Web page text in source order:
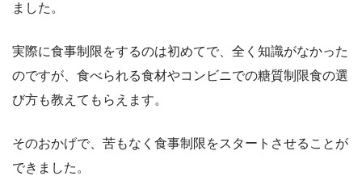
ました。
実際に食事制限をするのは初めてで、全く知識がなかった
のですが、食べられる食材やコンビニでの糖質制限食の選
び方も教えてもらえます。
そのおかげで、苦もなく食事制限をスタートさせることが
できました。